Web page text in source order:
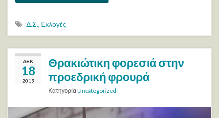
Δ.Σ., Εκλογές
ΔΕΚ
18
2019
Θρακιώτικη φορεσιά στην
προεδρική φρουρά
ΚατηγορίαUncategorized